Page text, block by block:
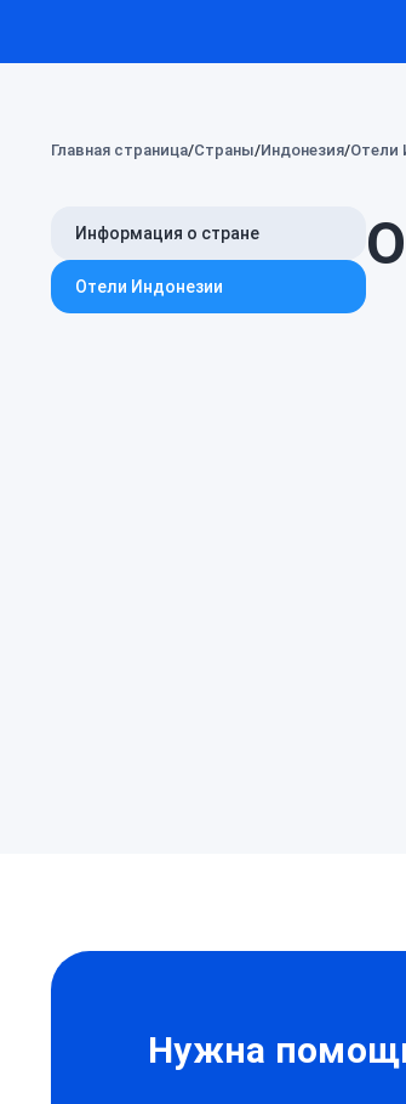
Главная страница Страны Индонезия Отели
Информация о стране
Отели Индонезии
Нужна